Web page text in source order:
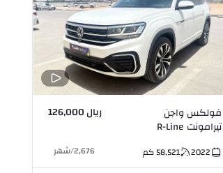
فولكس واجن
تيرامونت R-Line
ريال 126,000
2022
58,521كم 2,676
/شهر